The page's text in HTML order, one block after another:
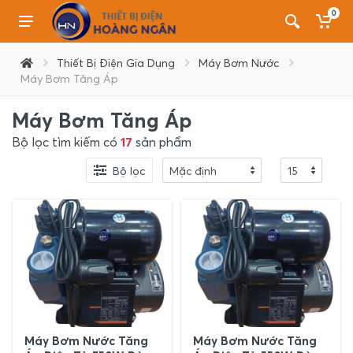
0
Thiết Bị Điện Gia Dụng
Máy Bơm Nước
Máy Bơm Tăng Áp
Máy Bơm Tăng Áp
Bộ lọc tìm kiếm có 17 sản phẩm
Bộ lọc
Máy Bơm Nước Tăng
Máy Bơm Nước Tăng